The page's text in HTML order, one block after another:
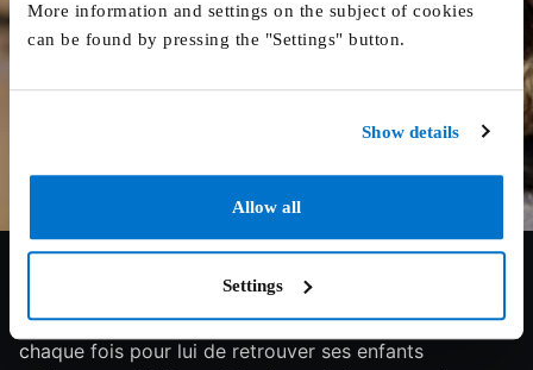
More information and settings on the subject of cookies
can be found by pressing the "Settings" button.
Show details
Allow all
Settings
Marin pêcheur en haute mer, Dom, 36 ans, ne rentre
que quelques jours par mois à terre. L’occasion à
chaque fois pour lui de retrouver ses enfants